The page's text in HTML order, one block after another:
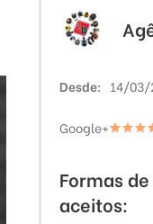
Desde 14/03/
Google+
Formas
aceitos: